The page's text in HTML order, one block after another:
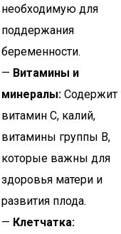
необходимую для
поддержания
беременности.
— Витамины и
минералы: Содержит
витамин С, калий,
витамины группы В,
которые важны для
здоровья матери и
развития плода.
— Клетчатка: